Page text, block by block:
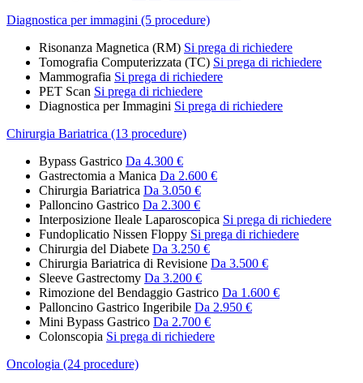
Diagnostica per immagini (5 procedure)
Risonanza Magnetica (RM) Si prega di richiedere
Tomografia Computerizzata (TC) Si prega di richiedere
Mammografia Si prega di richiedere
PET Scan Si prega di richiedere
Diagnostica per Immagini Si prega di richiedere
Chirurgia Bariatrica (13 procedure)
Bypass Gastrico Da 4.300 €
Gastrectomia a Manica Da 2.600 €
Chirurgia Bariatrica Da 3.050 €
Palloncino Gastrico Da 2.300 €
Interposizione Ileale Laparoscopica Si prega di richiedere
Fundoplicatio Nissen Floppy Si prega di richiedere
Chirurgia del Diabete Da 3.250 €
Chirurgia Bariatrica di Revisione Da 3.500 €
Sleeve Gastrectomy Da 3.200 €
Rimozione del Bendaggio Gastrico Da 1.600 €
Palloncino Gastrico Ingeribile Da 2.950 €
Mini Bypass Gastrico Da 2.700 €
Colonscopia Si prega di richiedere
Oncologia (24 procedure)